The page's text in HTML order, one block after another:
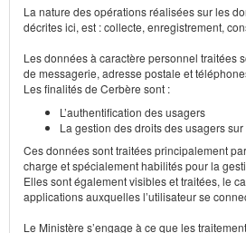
La nature des opérations réalisées sur les
décrites ici, est : collecte, enregistrement,
Les données à caractère personnel traitées
de messagerie, adresse postale et
Les finalités de Cerbère sont :
L’authentification des usagers
La gestion des droits des usagers
Ces données sont traitées principalement
charge et spécialement habilités pour la
Elles sont également visibles et traitées, le
applications auxquelles l’utilisateur se
Le Ministère s’engage à ce que les